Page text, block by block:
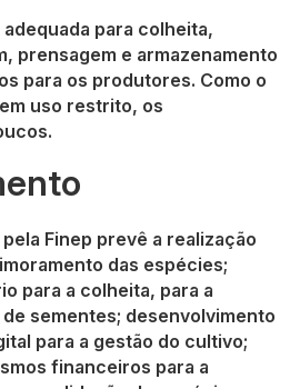
para colheita,
prensagem e armazenamento
para os produtores. Como o
uso restrito, os
Finep prevê a realização
das espécies;
para a colheita, para a
sementes; desenvolvimento
para a gestão do cultivo;
financeiros para a